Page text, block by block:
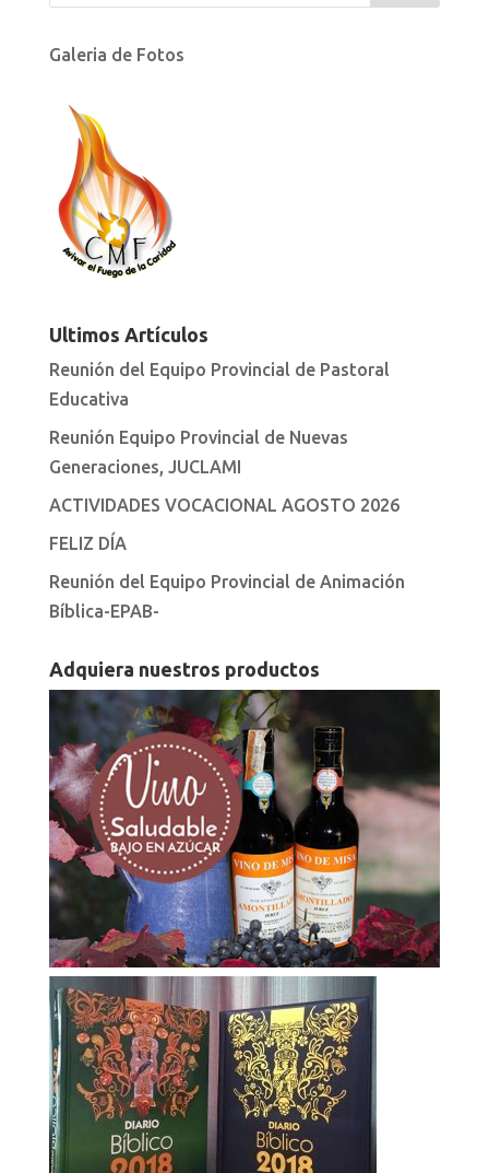
Galeria de Fotos
Ultimos Artículos
Reunión del Equipo Provincial de Pastoral
Educativa
Reunión Equipo Provincial de Nuevas
Generaciones, JUCLAMI
ACTIVIDADES VOCACIONAL AGOSTO 2026
FELIZ DÍA
Reunión del Equipo Provincial de Animación
Bíblica-EPAB-
Adquiera nuestros productos